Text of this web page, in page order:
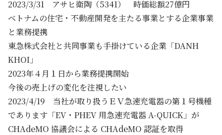
2023/3/31 アサヒ衛陶（5341） 時価総額27億円
ベトナムの住宅・不動産開発を主たる事業とする企業事業
と業務提携
東急株式会社と共同事業も手掛けている企業「DANH
KHOI」
2023年４月１日から業務提携開始
今後の売上げの変化を注視したい
2023/4/19 当社が取り扱うＥＶ急速充電器の第１号機種
であります「EV・PHEV 用急速充電器 A-QUICK」が
CHAdeMO 協議会による CHAdeMO 認証を取得